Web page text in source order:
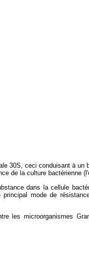
30S, ceci conduisant à
de la culture bactérienne
dans la cellule
mode de
les microorganismes